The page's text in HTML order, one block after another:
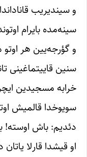
و سیندیریب
سینه‌مده بایرام
و گؤرجه‌یین هر اوتو
سنین قاییتماغینی
خرابه مسجیدین
سویوخدا قالمیش
دئدیم: باش اوسته!
او قیشدا قارلا